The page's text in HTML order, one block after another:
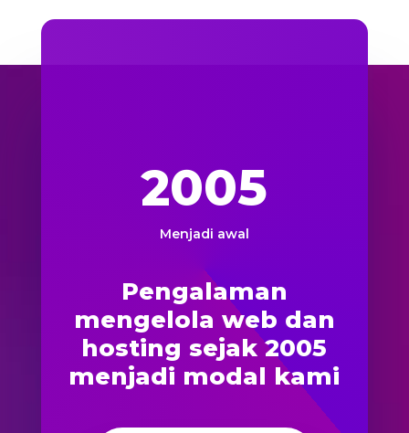
2005
Menjadi awal
Pengalaman
mengelola web dan
hosting sejak 2005
menjadi modal kami